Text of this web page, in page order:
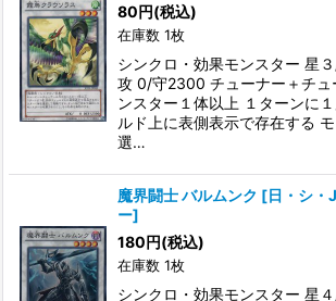
80円(税込)
在庫数 1枚
シンクロ・効果モンスター 星
攻 0/守2300 チューナー＋チュ
ンスター１体以上 １ターンに
ルド上に表側表示で存在する
選…
魔界闘士 バルムンク [日・シ・
ー]
180円(税込)
在庫数 1枚
シンクロ・効果モンスター 星